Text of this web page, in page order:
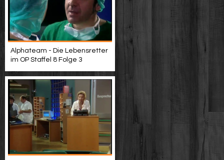
Alphateam - Die Lebensretter
im OP Staffel 8 Folge 3